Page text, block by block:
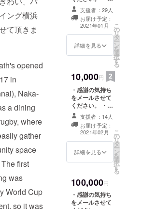
ング横浜
て頂きま
opened
in
Naka-
a dining
where
gather
space
first
was
World Cup
so it was
店で使用できる
お食事券 2，０
００円分を提
供。 ※有効期
限2021年1月か
ら2021年6月末
日まで ・当店オ
キーホルダー
支援者：29人
お届け予定：
2021年01月
詳細を見る
こ
の
リ
タ
ー
ン
を
選
択
す
る
10,000円
・感謝の気持ち
をメールさせて
ください。 ・
TSU-NA-GUオ
リジナルラグ
ビーボール型
キーホルダー ・
TSU-NA-GUオ
リジナルTシャツ
い。）
支援者：14人
お届け予定：
2021年02月
詳細を見る
こ
の
リ
タ
ー
ン
を
選
択
す
る
100,000円
・感謝の気持ち
をメールさせて